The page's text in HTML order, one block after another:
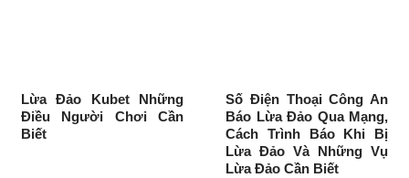
Lừa Đảo Kubet Những
Điều Người Chơi Cần
Biết
Số Điện Thoại Công An
Báo Lừa Đảo Qua Mạng,
Cách Trình Báo Khi Bị
Lừa Đảo Và Những Vụ
Lừa Đảo Cần Biết